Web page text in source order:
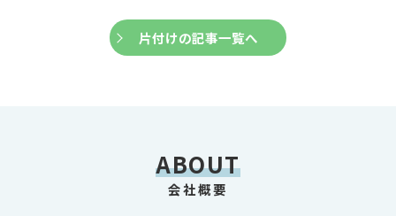
片付けの記事一覧へ
会社概要
ABOUT